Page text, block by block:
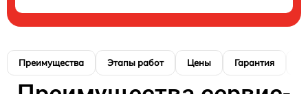
Преимущества Этапы работ Цены Гарантия